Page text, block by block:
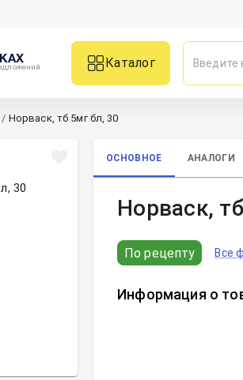
Каталог
/ Норваск, тб 5мг бл, 30
ОСНОВНОЕ АНАЛОГИ
Норваск,
По рецепту Все
Информация о